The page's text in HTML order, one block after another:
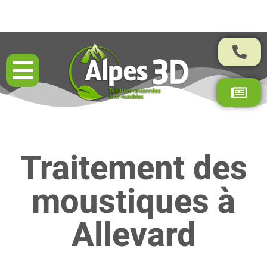
Résultats garantis par contrat
Traitement des
moustiques à
Allevard